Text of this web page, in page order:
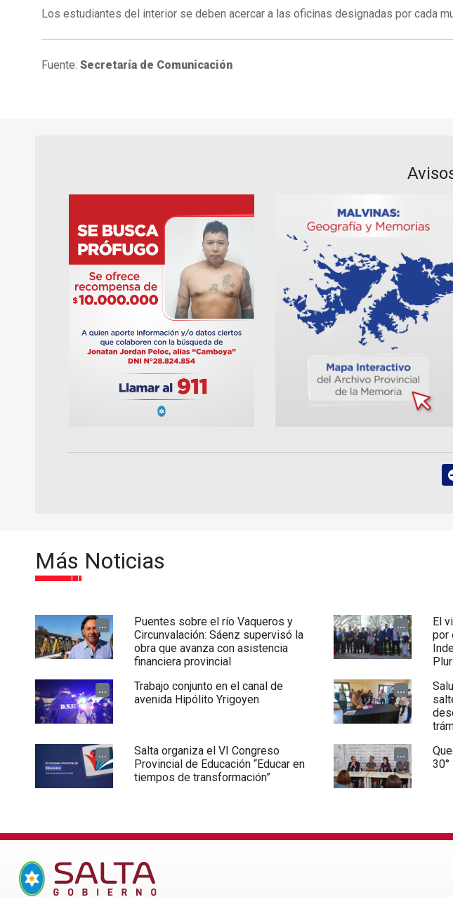
Los estudiantes del interior se deben acercar a las oficinas designadas por cada
Fuente: Secretaría de Comunicación
Más Noticias
...
Puentes sobre el río Vaqueros y
Circunvalación: Sáenz supervisó la
obra que avanza con asistencia
financiera provincial
...
El
por
...
Trabajo conjunto en el canal de
avenida Hipólito Yrigoyen
...
...
Salta organiza el VI Congreso
Provincial de Educación “Educar en
tiempos de transformación”
...
30°